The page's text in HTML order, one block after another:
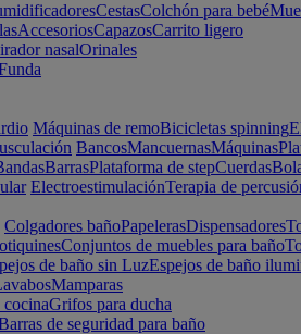
CestasColchón para bebé
AccesoriosCapazosCarrito ligero
nasalOrinales
Máquinas de remoBicicletas spinning
BancosMancuernasMáquinas
BarrasPlataforma de stepCuerdas
ElectroestimulaciónTerapia de
Colgadores bañoPapelerasDispensadores
Conjuntos de muebles para baño
de baño sin LuzEspejos de baño
Mamparas
Grifos para ducha
de seguridad para baño